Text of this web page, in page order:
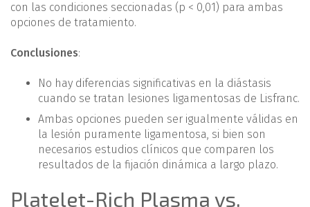
con las condiciones seccionadas (p < 0,01) para ambas
opciones de tratamiento.
Conclusiones:
No hay diferencias significativas en la diástasis
cuando se tratan lesiones ligamentosas de Lisfranc.
Ambas opciones pueden ser igualmente válidas en
la lesión puramente ligamentosa, si bien son
necesarios estudios clínicos que comparen los
resultados de la fijación dinámica a largo plazo.
Platelet-Rich Plasma vs.